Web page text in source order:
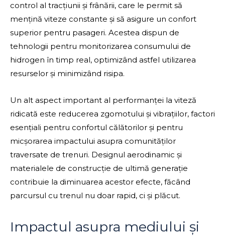
control al tracțiunii și frânării, care le permit să
mențină viteze constante și să asigure un confort
superior pentru pasageri. Acestea dispun de
tehnologii pentru monitorizarea consumului de
hidrogen în timp real, optimizând astfel utilizarea
resurselor și minimizând risipa.
Un alt aspect important al performanței la viteză
ridicată este reducerea zgomotului și vibrațiilor, factori
esențiali pentru confortul călătorilor și pentru
micșorarea impactului asupra comunităților
traversate de trenuri. Designul aerodinamic și
materialele de construcție de ultimă generație
contribuie la diminuarea acestor efecte, făcând
parcursul cu trenul nu doar rapid, ci și plăcut.
Impactul asupra mediului și